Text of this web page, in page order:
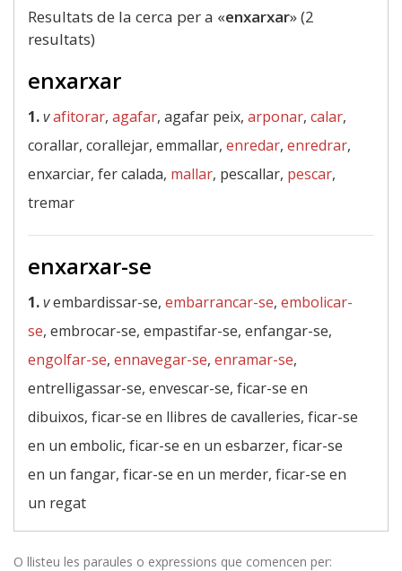
Resultats de la cerca per a «enxarxar» (2
resultats)
enxarxar
1.vafitorar, agafar, agafar peix, arponar, calar,
corallar, corallejar, emmallar, enredar, enredrar,
enxarciar, fer calada, mallar, pescallar, pescar,
tremar
enxarxar-se
1.vembardissar-se, embarrancar-se, embolicar-
se, embrocar-se, empastifar-se, enfangar-se,
engolfar-se, ennavegar-se, enramar-se,
entrelligassar-se, envescar-se, ficar-se en
dibuixos, ficar-se en llibres de cavalleries, ficar-se
en un embolic, ficar-se en un esbarzer, ficar-se
en un fangar, ficar-se en un merder, ficar-se en
un regat
O llisteu les paraules o expressions que comencen per: